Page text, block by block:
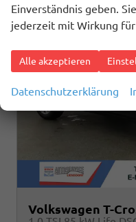
Volkswagen T-
Einverständnis geben.
jederzeit mit Wirkung
Alle akzeptieren
Datenschutzerklärung